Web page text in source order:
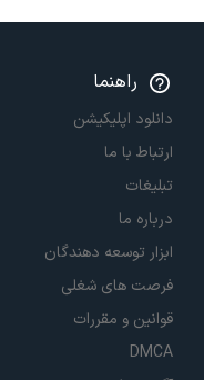
راهنما
دانلود اپلیکیشن
ارتباط با ما
تبلیغات
درباره ما
ابزار توسعه دهندگان
فرصت های شغلی
قوانین و مقررات
DMCA